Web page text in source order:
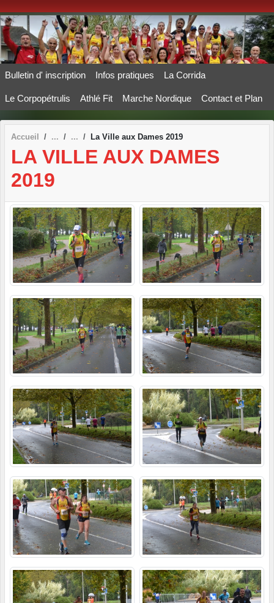
Bulletin d' inscription Infos pratiques La Corrida
Le Corpopétrulis Athlé Fit Marche Nordique Contact et Plan
Accueil La Ville aux Dames 2019
LA VILLE AUX DAMES
2019